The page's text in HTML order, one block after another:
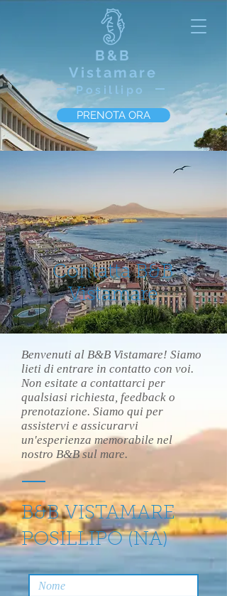
PRENOTA ORA
B&B
Vistamare
Posillipo
Contatta B&B
Vistamare
Benvenuti al B&B Vistamare! Siamo
lieti di entrare in contatto con voi.
Non esitate a contattarci per
qualsiasi richiesta, feedback o
prenotazione. Siamo qui per
assistervi e assicurarvi
un'esperienza memorabile nel
nostro B&B sul mare.
B&B VISTAMARE
POSILLIPO (NA)